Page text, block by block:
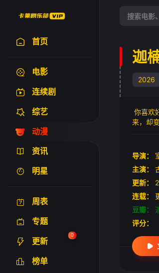
首页
电影
连续剧
综艺
动漫
资讯
明星
周表
专题
更新
0
榜单
迦
2026
你喜欢
来，却
导演：
主演：
更新：
连载：
豆瓣：
评分：